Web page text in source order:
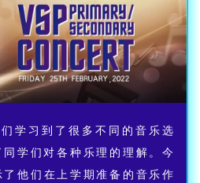
学习到了很多不同的音乐选
学们对各种乐理的理解。今
他们在上学期准备的音乐作